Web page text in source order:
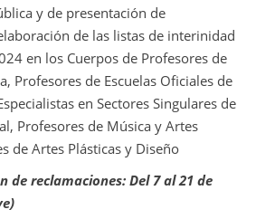
y de presentación de
de las listas de interinidad
en los Cuerpos de Profesores de
Profesores de Escuelas Oficiales de
en Sectores Singulares de
Profesores de Música y Artes
de Artes Plásticas y Diseño
de reclamaciones: Del 7 al 21 de